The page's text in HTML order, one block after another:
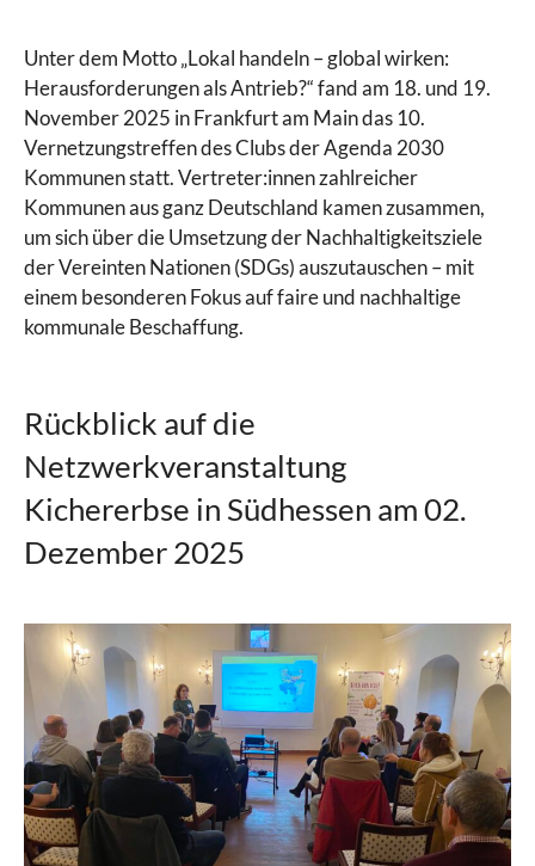
Unter dem Motto „Lokal handeln – global wirken:
Herausforderungen als Antrieb?“ fand am 18. und 19.
November 2025 in Frankfurt am Main das 10.
Vernetzungstreffen des Clubs der Agenda 2030
Kommunen statt. Vertreter:innen zahlreicher
Kommunen aus ganz Deutschland kamen zusammen,
um sich über die Umsetzung der Nachhaltigkeitsziele
der Vereinten Nationen (SDGs) auszutauschen – mit
einem besonderen Fokus auf faire und nachhaltige
kommunale Beschaffung.
Rückblick auf die
Netzwerkveranstaltung
Kichererbse in Südhessen am 02.
Dezember 2025